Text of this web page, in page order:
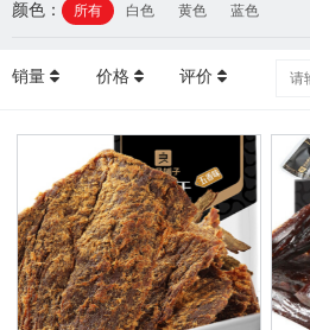
颜色： 所有 白色 黄色 蓝色
销量 价格 评价